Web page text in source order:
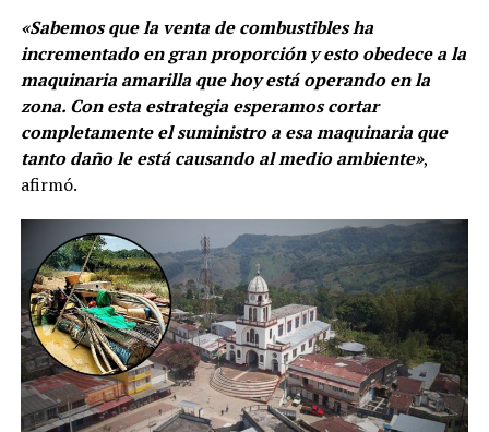
«Sabemos que la venta de combustibles ha
incrementado en gran proporción y esto obedece a la
maquinaria amarilla que hoy está operando en la
zona. Con esta estrategia esperamos cortar
completamente el suministro a esa maquinaria que
tanto daño le está causando al medio ambiente»,
afirmó.